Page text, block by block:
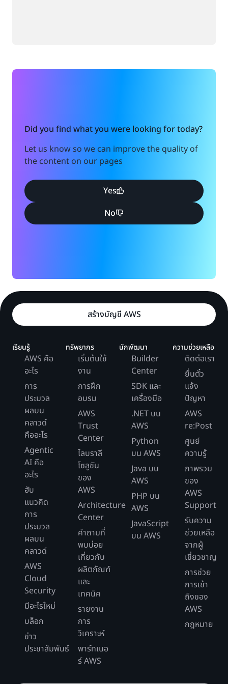
Did you find what you were looking for today?
Let us know so we can improve the quality of
the content on our pages
Yes
No
สร้างบัญชี AWS
เรียนรู้
AWS คือ
อะไร
การ
ประมวล
ผลบน
คลาวด์
คืออะไร
Agentic
AI คือ
อะไร
ฮับ
แนวคิด
การ
ประมวล
ผลบน
คลาวด์
AWS
Cloud
Security
มีอะไรใหม่
บล็อก
ข่าว
ประชาสัมพันธ์
ทรัพยากร
เริ่มต้นใช้
งาน
การฝึก
อบรม
AWS
Trust
Center
ไลบราลี
โซลูชัน
ของ
AWS
Architecture
Center
คำถามที่
พบบ่อย
เกี่ยวกับ
ผลิตภัณฑ์
และ
เทคนิค
รายงาน
การ
วิเคราะห์
พาร์ทเนอ
ร์ AWS
นักพัฒนา
Builder
Center
SDK และ
เครื่องมือ
.NET บน
AWS
Python
บน AWS
Java บน
AWS
PHP บน
AWS
JavaScript
บน AWS
ความช่วยเหลือ
ติดต่อเรา
ยื่นตั๋ว
แจ้ง
ปัญหา
AWS
re:Post
ศูนย์
ความรู้
ภาพรวม
ของ
AWS
Support
รับความ
ช่วยเหลือ
จากผู้
เชี่ยวชาญ
การช่วย
การเข้า
ถึงของ
AWS
กฎหมาย